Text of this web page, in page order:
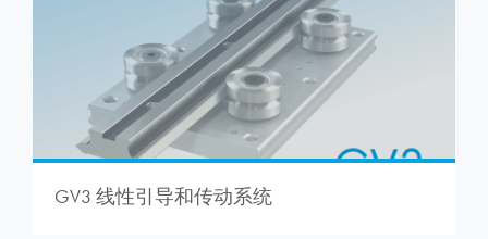
GV3 线性引导和传动系统